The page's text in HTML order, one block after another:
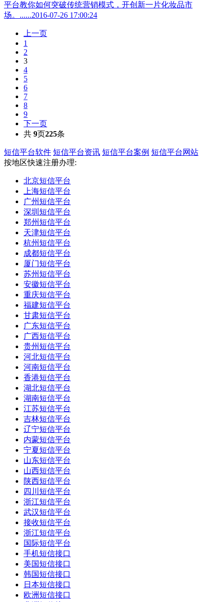
平台教你如何突破传统营销模式，开创新一片化妆品市
场。......2016-07-26 17:00:24
上一页
1
2
3
4
5
6
7
8
9
下一页
共 9页225条
短信平台软件 短信平台资讯 短信平台案例 短信平台网站
按地区快速注册办理:
北京短信平台
上海短信平台
广州短信平台
深圳短信平台
郑州短信平台
天津短信平台
杭州短信平台
成都短信平台
厦门短信平台
苏州短信平台
安徽短信平台
重庆短信平台
福建短信平台
甘肃短信平台
广东短信平台
广西短信平台
贵州短信平台
河北短信平台
河南短信平台
香港短信平台
湖北短信平台
湖南短信平台
江苏短信平台
吉林短信平台
辽宁短信平台
内蒙短信平台
宁夏短信平台
山东短信平台
山西短信平台
陕西短信平台
四川短信平台
浙江短信平台
武汉短信平台
接收短信平台
浙江短信平台
国际短信平台
手机短信接口
美国短信接口
韩国短信接口
日本短信接口
欧洲短信接口